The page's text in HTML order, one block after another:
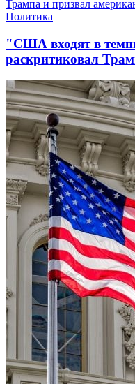
Политика
"США входят в
раскритиковал